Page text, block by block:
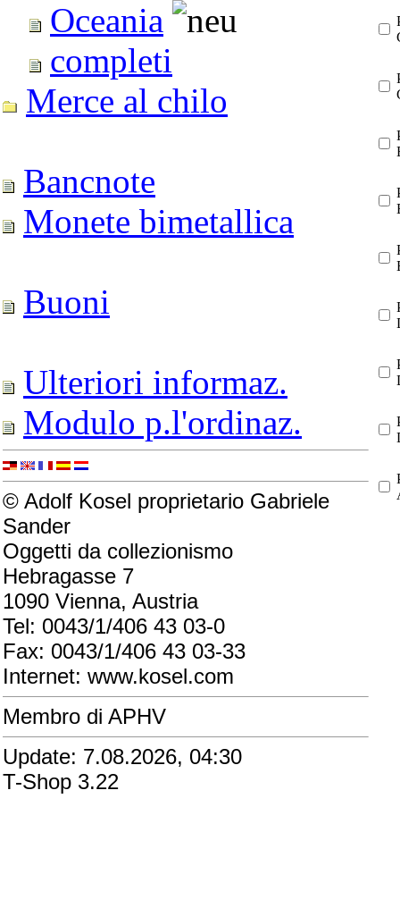
Oceania
completi
Merce al chilo
Bancnote
Monete bimetallica
Buoni
Ulteriori informaz.
Modulo p.l'ordinaz.
© Adolf Kosel proprietario Gabriele
Sander
Oggetti da collezionismo
Hebragasse 7
1090 Vienna, Austria
Tel: 0043/1/406 43 03-0
Fax: 0043/1/406 43 03-33
Internet: www.kosel.com
Membro di APHV
Update: 7.08.2026, 04:30
T-Shop 3.22